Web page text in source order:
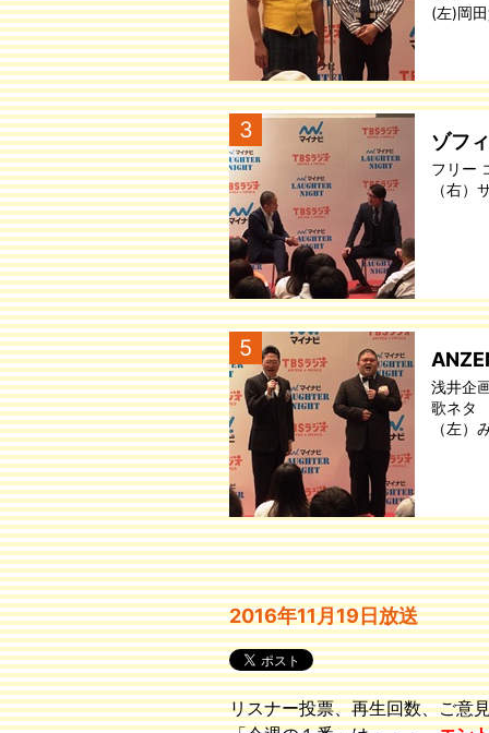
(左)岡
3 ゾフ
フリー
（右）
5
浅井企
歌ネタ
（左
2016年11月19日放送
リスナー投票、再生回数、ご意